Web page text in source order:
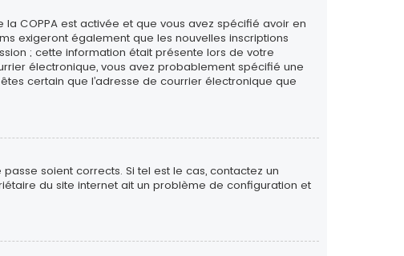
COPPA est activée et que vous avez spécifié avoir en
exigeront également que les nouvelles inscriptions
; cette information était présente lors de votre
électronique, vous avez probablement spécifié une
certain que l’adresse de courrier électronique que
soient corrects. Si tel est le cas, contactez un
du site internet ait un problème de configuration et